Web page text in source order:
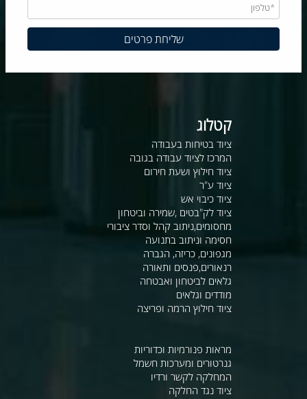
קטלוג
ציוד בטיחות בעבודה
המרכז לציוד עבודה בגובה
ציוד חילוץ ושעת חירום
ציוד ע"ר
ציוד כיבוי אש
ציוד לק"בטים ,שמירה וביטחון
מחסומים,ניתוב קהל וסדר ציבורי
חסימה וניתוב בתנועה
מגפונים, כריזה, הגברה
רנאורים,פנסים ותאורה
גלאים לביטחון ואבטחה
מודדים וגלאים
ציוד חילוץ הרמה ופריצה
מראות פנורמיות וכדוריות
גנרטורים ומערכות חשמל
המחלקה לקשר ורדיו
ציוד נגד החלקה